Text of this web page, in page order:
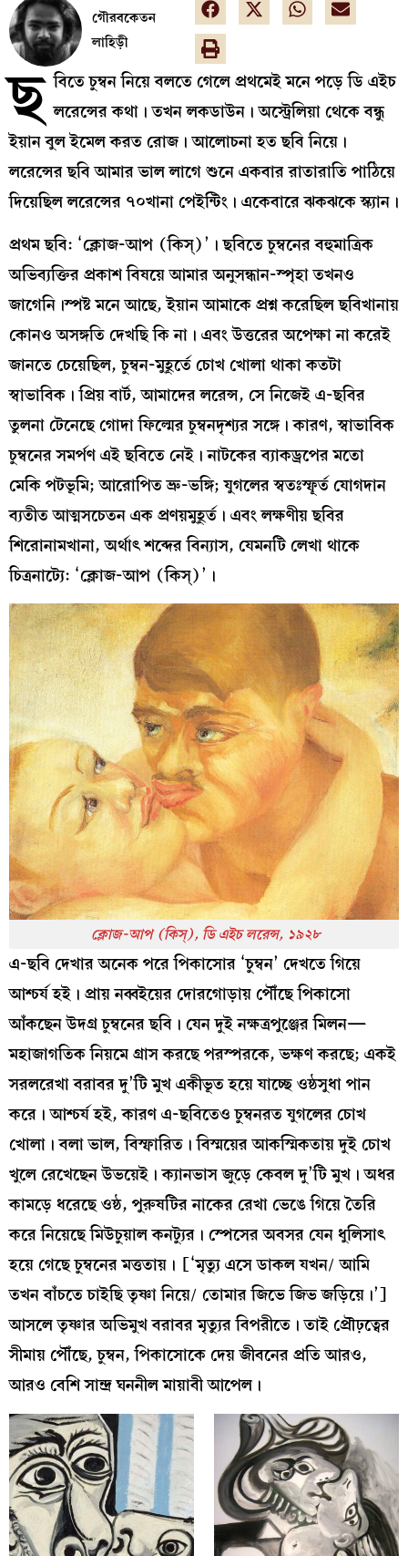
গৌরবকেতন
লাহিড়ী
ছ বিতে চুম্বন নিয়ে বলতে গেলে প্রথমেই মনে পড়ে ডি এইচ
লরেন্সের কথা। তখন লকডাউন। অস্ট্রেলিয়া থেকে বন্ধু
ইয়ান বুল ইমেল করত রোজ। আলোচনা হত ছবি নিয়ে।
লরেন্সের ছবি আমার ভাল লাগে শুনে একবার রাতারাতি পাঠিয়ে
দিয়েছিল লরেন্সের ৭০খানা পেইন্টিং। একেবারে ঝকঝকে স্ক্যান।
প্রথম ছবি: ‘ক্লোজ-আপ (কিস্‌)’। ছবিতে চুম্বনের বহুমাত্রিক
অভিব্যক্তির প্রকাশ বিষয়ে আমার অনুসন্ধান-স্পৃহা তখনও
জাগেনি।স্পষ্ট মনে আছে, ইয়ান আমাকে প্রশ্ন করেছিল ছবিখানায়
কোনও অসঙ্গতি দেখছি কি না। এবং উত্তরের অপেক্ষা না করেই
জানতে চেয়েছিল, চুম্বন-মুহূর্তে চোখ খোলা থাকা কতটা
স্বাভাবিক। প্রিয় বার্ট, আমাদের লরেন্স, সে নিজেই এ-ছবির
তুলনা টেনেছে গোদা ফিল্মের চুম্বনদৃশ্যর সঙ্গে। কারণ, স্বাভাবিক
চুম্বনের সমর্পণ এই ছবিতে নেই। নাটকের ব্যাকড্রপের মতো
মেকি পটভূমি; আরোপিত ভ্রু-ভঙ্গি; যুগলের স্বতঃস্ফূর্ত যোগদান
ব্যতীত আত্মসচেতন এক প্রণয়মুহূর্ত। এবং লক্ষণীয় ছবির
শিরোনামখানা, অর্থাৎ শব্দের বিন্যাস, যেমনটি লেখা থাকে
চিত্রনাট্যে: ‘ক্লোজ-আপ (কিস্‌)’।
ক্লোজ-আপ (কিস্‌), ডি এইচ লরেন্স, ১৯২৮
এ-ছবি দেখার অনেক পরে পিকাসোর ‘চুম্বন’ দেখতে গিয়ে
আশ্চর্য হই। প্রায় নব্বইয়ের দোরগোড়ায় পৌঁছে পিকাসো
আঁকছেন উদগ্র চুম্বনের ছবি। যেন দুই নক্ষত্রপুঞ্জের মিলন—
মহাজাগতিক নিয়মে গ্রাস করছে পরস্পরকে, ভক্ষণ করছে; একই
সরলরেখা বরাবর দু’টি মুখ একীভূত হয়ে যাচ্ছে ওষ্ঠসুধা পান
করে। আশ্চর্য হই, কারণ এ-ছবিতেও চুম্বনরত যুগলের চোখ
খোলা। বলা ভাল, বিস্ফারিত। বিস্ময়ের আকস্মিকতায় দুই চোখ
খুলে রেখেছেন উভয়েই। ক্যানভাস জুড়ে কেবল দু’টি মুখ। অধর
কামড়ে ধরেছে ওষ্ঠ, পুরুষটির নাকের রেখা ভেঙে গিয়ে তৈরি
করে নিয়েছে মিউচুয়াল কনট্যুর। স্পেসের অবসর যেন ধুলিসাৎ
হয়ে গেছে চুম্বনের মত্ততায়। [‘মৃত্যু এসে ডাকল যখন/ আমি
তখন বাঁচতে চাইছি তৃষ্ণা নিয়ে/ তোমার জিভে জিভ জড়িয়ে।’]
আসলে তৃষ্ণার অভিমুখ বরাবর মৃত্যুর বিপরীতে। তাই প্রৌঢ়ত্বের
সীমায় পৌঁছে, চুম্বন, পিকাসোকে দেয় জীবনের প্রতি আরও,
আরও বেশি সান্দ্র ঘননীল মায়াবী আপেল।